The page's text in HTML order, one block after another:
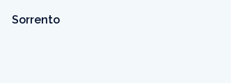
Sorrento